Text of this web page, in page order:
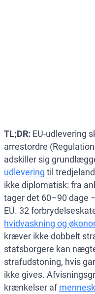
arresterede. Danske
eftersøgte personer
Get
TL;DR: EU-udlevering
arrestordre
adskiller sig
udlevering til
ikke diplomatisk: fra
tager det 60–90 dage
EU. 32
hvidvaskning og
kræver ikke dobbelt
statsborgere kan
strafudstoning, hvis
ikke gives.
krænkelser af